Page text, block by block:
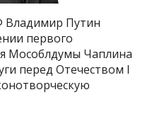
Владимир Путин
первого
Мособлдумы Чаплина
перед Отечеством I